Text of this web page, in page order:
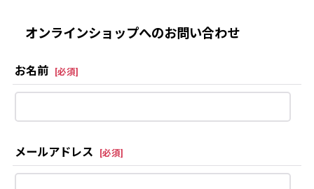
オンラインショップへのお問い合わせ
お名前 [必須]
メールアドレス [必須]